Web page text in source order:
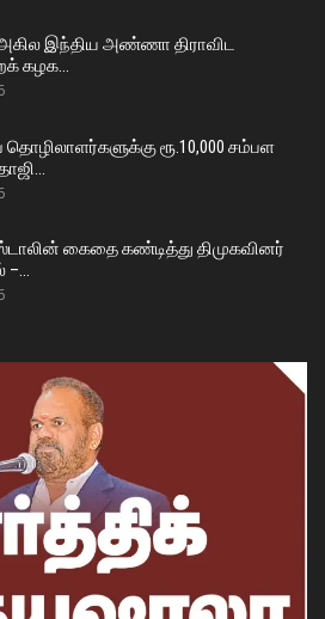
அகில இந்திய அண்ணா திராவிட
கழக…
ரூ.10,000 சம்பள
கைதை கண்டித்து திமுகவினர்
–…